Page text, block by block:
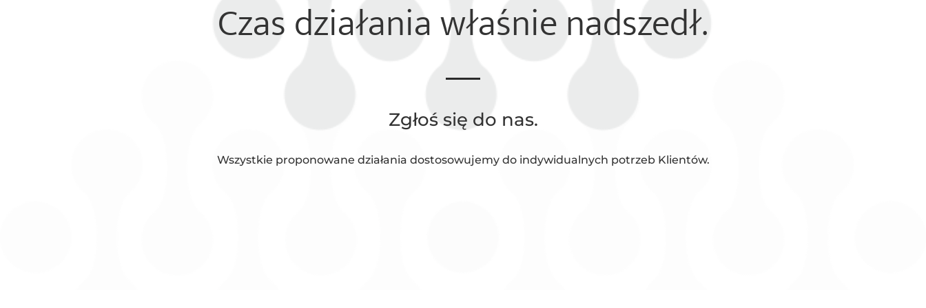
Czas działania właśnie nadszedł.
Zgłoś się do nas.
Wszystkie proponowane działania dostosowujemy do indywidualnych potrzeb Klientów.